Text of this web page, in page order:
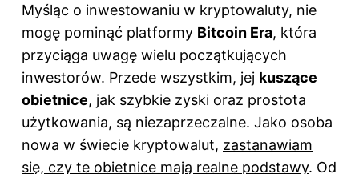
c
e
b
o
o
k
er
e
st
d
di
t
m
bl
r
k
e
dI
n
Myśląc o inwestowaniu w kryptowaluty, nie
mogę pominąć platformy Bitcoin Era, która
przyciąga uwagę wielu początkujących
inwestorów. Przede wszystkim, jej kuszące
obietnice, jak szybkie zyski oraz prostota
użytkowania, są niezaprzeczalne. Jako osoba
nowa w świecie kryptowalut, zastanawiam
się, czy te obietnice mają realne podstawy. Od